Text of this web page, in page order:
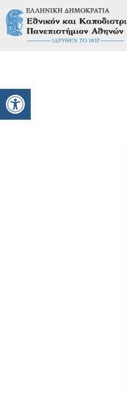
Ανοίξτε τη γραμμή εργαλείων